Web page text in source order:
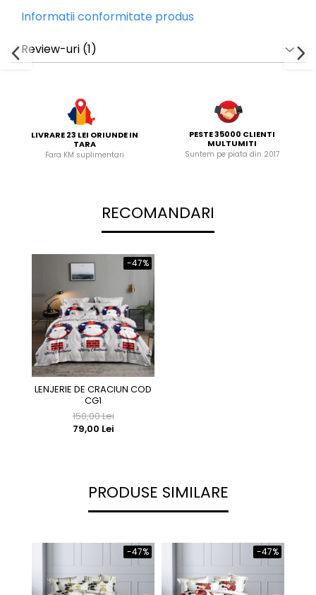
Informatii conformitate produs
Review-uri (1)
LIVRARE 23 LEI ORIUNDE IN
TARA
Fara KM suplimentari
PESTE 35000 CLIENTI
MULTUMITI
Suntem pe piata din 2017
RECOMANDARI
-47%
LENJERIE DE CRACIUN COD
CG1
150,00 Lei
79,00 Lei
PRODUSE SIMILARE
-47% -47%